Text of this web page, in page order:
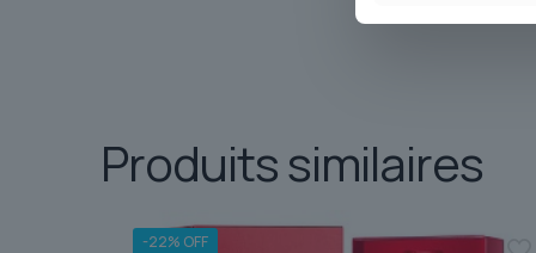
Produits similaires
-22% OFF